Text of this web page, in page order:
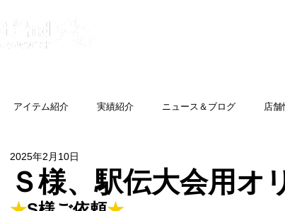
アイテム紹介 実績紹介 ニュース＆ブログ 店舗
Ｓ様、駅伝大会用オ
2025年2月10日